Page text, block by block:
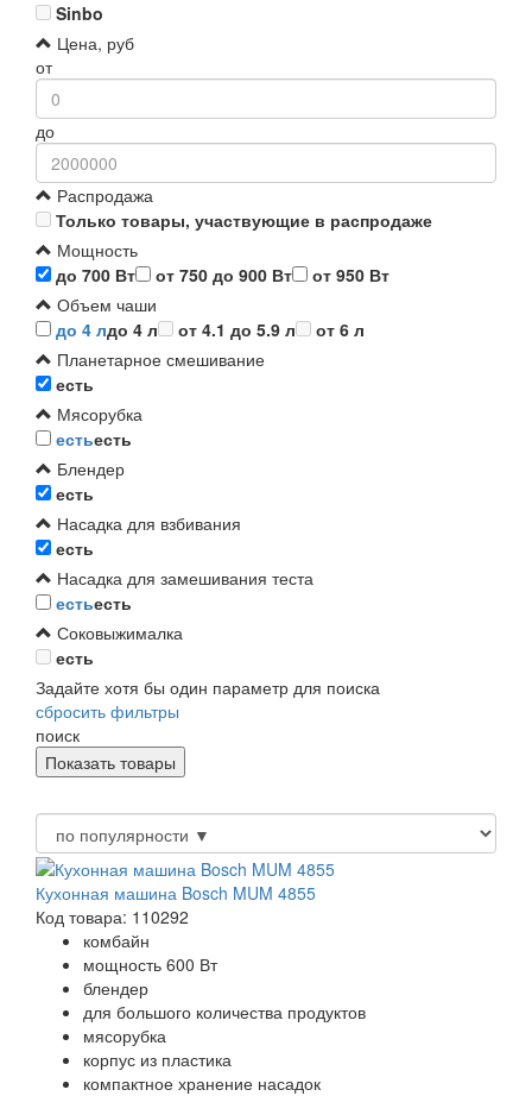
Sinbo
Цена, руб
от
до
Распродажа
Только товары, участвующие в распродаже
Мощность
до 700 Вт
от 750 до 900 Вт
от 950 Вт
Объем чаши
до 4 лдо 4 л от 4.1 до 5.9 л
от 6 л
Планетарное смешивание
есть
Мясорубка
естьесть
Блендер
есть
Насадка для взбивания
есть
Насадка для замешивания теста
естьесть
Соковыжималка
есть
Задайте хотя бы один параметр для поиска
сбросить фильтры
поиск
Кухонная машина Bosch MUM 4855
Код товара: 110292
комбайн
мощность 600 Вт
блендер
для большого количества продуктов
мясорубка
корпус из пластика
компактное хранение насадок